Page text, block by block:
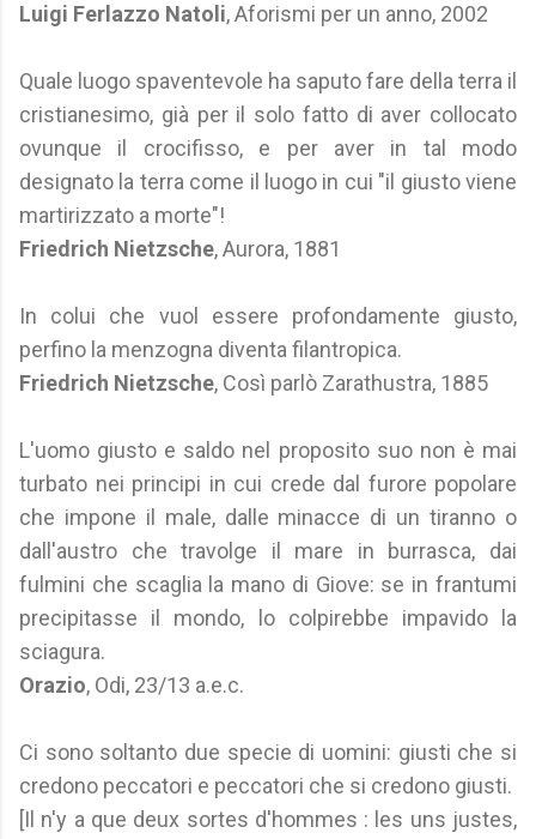
Luigi Ferlazzo Natoli, Aforismi per un anno, 2002
Quale luogo spaventevole ha saputo fare della terra il
cristianesimo, già per il solo fatto di aver collocato
ovunque il crocifisso, e per aver in tal modo
designato la terra come il luogo in cui "il giusto viene
martirizzato a morte"!
Friedrich Nietzsche, Aurora, 1881
In colui che vuol essere profondamente giusto,
perfino la menzogna diventa filantropica.
Friedrich Nietzsche, Così parlò Zarathustra, 1885
L'uomo giusto e saldo nel proposito suo non è mai
turbato nei principi in cui crede dal furore popolare
che impone il male, dalle minacce di un tiranno o
dall'austro che travolge il mare in burrasca, dai
fulmini che scaglia la mano di Giove: se in frantumi
precipitasse il mondo, lo colpirebbe impavido la
sciagura.
Orazio, Odi, 23/13 a.e.c.
Ci sono soltanto due specie di uomini: giusti che si
credono peccatori e peccatori che si credono giusti.
[Il n'y a que deux sortes d'hommes : les uns justes,